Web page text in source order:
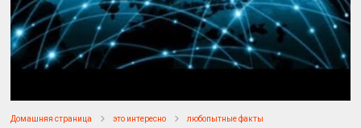
Домашняя страница это интересно любопытные факты